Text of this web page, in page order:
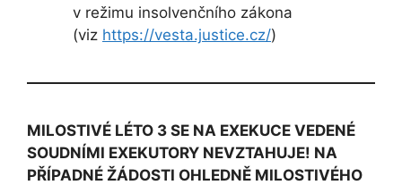
v režimu insolvenčního zákona
(viz https://vesta.justice.cz/)
MILOSTIVÉ LÉTO 3 SE NA EXEKUCE VEDENÉ
SOUDNÍMI EXEKUTORY NEVZTAHUJE! NA
PŘÍPADNÉ ŽÁDOSTI OHLEDNĚ MILOSTIVÉHO